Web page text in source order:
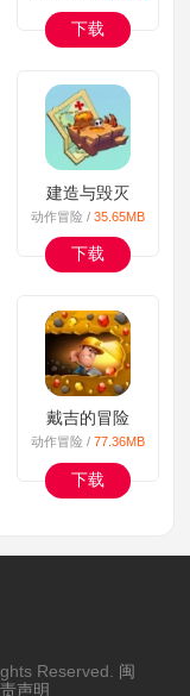
下载
建造与毁灭
动作冒险 /35.65MB
下载
戴吉的冒险
动作冒险 /77.36MB
下载
Reserved. 闽
声明